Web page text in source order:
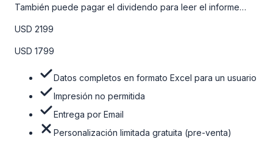
También puede pagar el dividendo para leer el informe
la tabla de precios a continuación.
USD 2199
USD 1799
Datos completos en formato Excel para un usuario
Impresión no permitida
Entrega por Email
Personalización limitada gratuita (pre-venta)